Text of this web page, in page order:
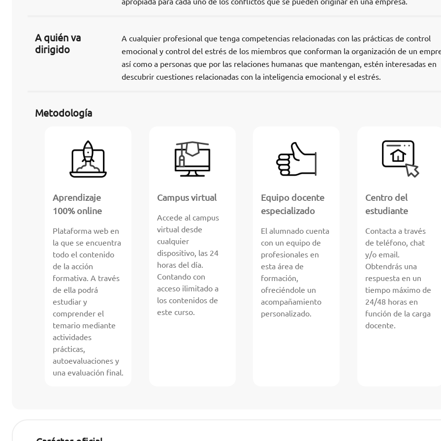
A quién va
dirigido
A cualquier profesional que tenga competencias relacionadas con las prácticas de control
emocional y control del estrés de los miembros que conforman la organización de un
así como a personas que por las relaciones humanas que mantengan, estén interesadas en
descubrir cuestiones relacionadas con la inteligencia emocional y el estrés.
Metodología
Aprendizaje
100% online
Plataforma web en
la que se encuentra
todo el contenido
de la acción
formativa. A través
de ella podrá
estudiar y
comprender el
temario mediante
actividades
prácticas,
autoevaluaciones y
una evaluación final.
Campus virtual
Accede al campus
virtual desde
cualquier
dispositivo, las 24
horas del día.
Contando con
acceso ilimitado a
los contenidos de
este curso.
Equipo docente
especializado
El alumnado cuenta
con un equipo de
profesionales en
esta área de
formación,
ofreciéndole un
acompañamiento
personalizado.
Centro del
estudiante
Contacta a través
de teléfono, chat
y/o email.
Obtendrás una
respuesta en un
tiempo máximo de
24/48 horas en
función de la carga
docente.